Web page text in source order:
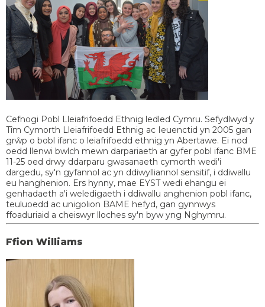
Cefnogi Pobl Lleiafrifoedd Ethnig ledled Cymru. Sefydlwyd y
Tîm Cymorth Lleiafrifoedd Ethnig ac Ieuenctid yn 2005 gan
grŵp o bobl ifanc o leiafrifoedd ethnig yn Abertawe. Ei nod
oedd llenwi bwlch mewn darpariaeth ar gyfer pobl ifanc BME
11-25 oed drwy ddarparu gwasanaeth cymorth wedi'i
dargedu, sy'n gyfannol ac yn ddiwylliannol sensitif, i ddiwallu
eu hanghenion. Ers hynny, mae EYST wedi ehangu ei
genhadaeth a'i weledigaeth i ddiwallu anghenion pobl ifanc,
teuluoedd ac unigolion BAME hefyd, gan gynnwys
ffoaduriaid a cheiswyr lloches sy'n byw yng Nghymru.
Ffion Williams